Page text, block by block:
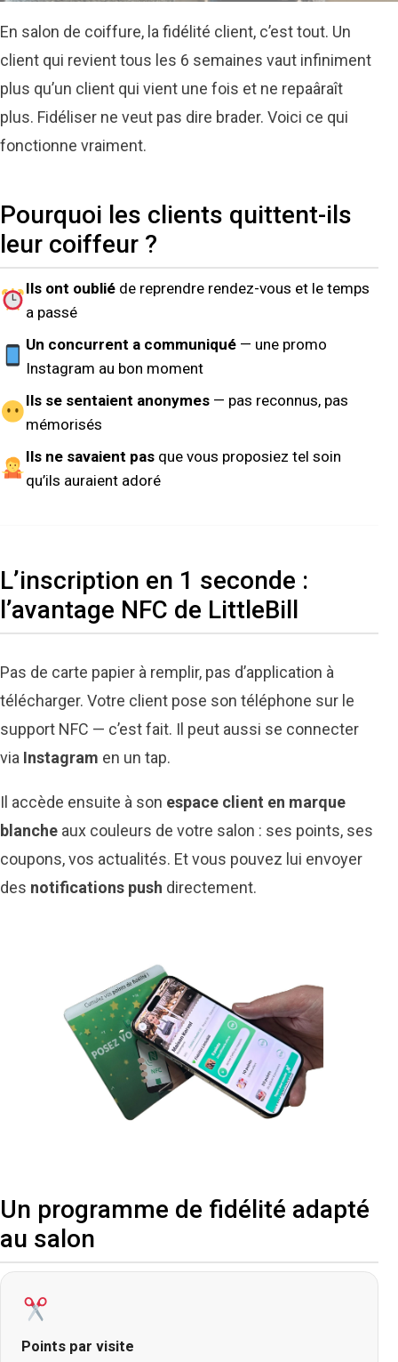
COIFFURE · FIDÉLITÉ · NFC
Comment fidéliser vos clients en salon de
coiffure (sans offrir des réductions tout le
temps)
Par l’équipe LittleBill · 6 min de lecture
En salon de coiffure, la fidélité client, c’est tout. Un
client qui revient tous les 6 semaines vaut infiniment
plus qu’un client qui vient une fois et ne repaâraît
plus. Fidéliser ne veut pas dire brader. Voici ce qui
fonctionne vraiment.
Pourquoi les clients quittent-ils
leur coiffeur ?
Ils ont oubliéde reprendre rendez-vous et le temps
a passé
Un concurrent a communiqué— une promo
Instagram au bon moment
Ils se sentaient anonymes— pas reconnus, pas
mémorisés
Ils ne savaient pasque vous proposiez tel soin
qu’ils auraient adoré
L’inscription en 1 seconde :
l’avantage NFC de LittleBill
Pas de carte papier à remplir, pas d’application à
télécharger. Votre client pose son téléphone sur le
support NFC — c’est fait. Il peut aussi se connecter
via Instagram en un tap.
Il accède ensuite à son espace client en marque
blanche aux couleurs de votre salon : ses points, ses
coupons, vos actualités. Et vous pouvez lui envoyer
des notifications push directement.
Un programme de fidélité adapté
au salon
Points par visite